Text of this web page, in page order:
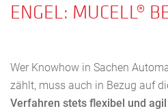
ENGEL: MUCELL®
Wer Knowhow in Sachen
zählt, muss auch in Bezug auf
Verfahren stets flexibel und agil